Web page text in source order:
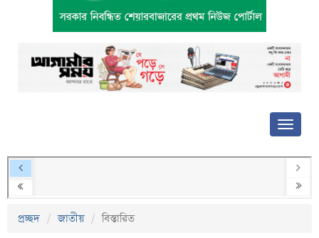
প্রচ্ছদ জাতীয় বিস্তারিত